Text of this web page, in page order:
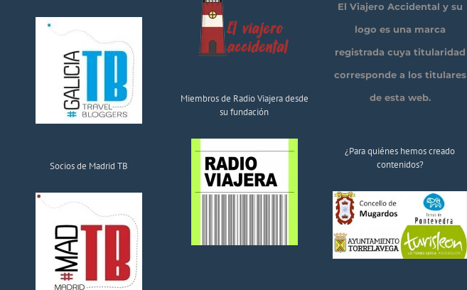
Socios de Madrid TB
Miembros de Radio Viajera desde
su fundación
El Viajero Accidental y su
logo es una marca
registrada cuya titularidad
corresponde a los titulares
de esta web.
¿Para quiénes hemos creado
contenidos?